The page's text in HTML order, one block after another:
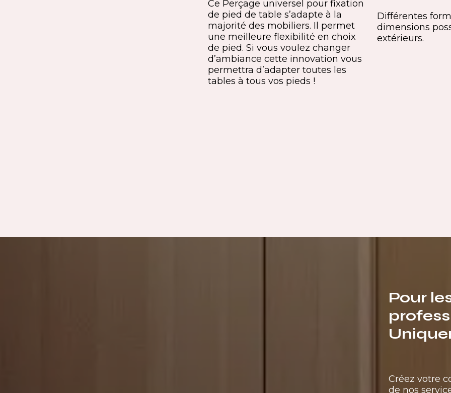
Ce Perçage universel pour fixation
de pied de table s’adapte à la
majorité des mobiliers. Il permet
une meilleure flexibilité en choix
de pied. Si vous voulez changer
d’ambiance cette innovation vous
permettra d’adapter toutes les
tables à tous vos pieds !
Différentes
dimensions
extérieurs.
Pour
Créez votre
de nos